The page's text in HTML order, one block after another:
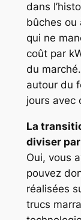
dans
bûches ou
qui ne
coût par
du
autour du
jours avec
La
diviser
Oui, vous
pouvez
réalisées
trucs